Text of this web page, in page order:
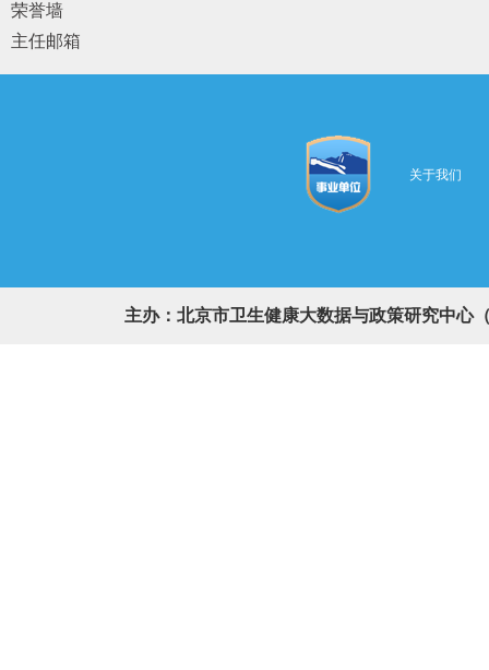
荣誉墙
主任邮箱
关于我们
主办：北京市卫生健康大数据与政策研究中心